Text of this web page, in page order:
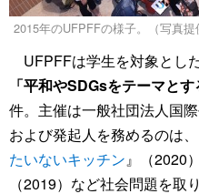
2015年のUFPFFの様子。（写真提
UFPFFは学生を対象とし
「平和やSDGsをテーマと
件。主催は一般社団法人国
および発起人を務めるのは
たいないキッチン』（2020
（2019）など社会問題を取